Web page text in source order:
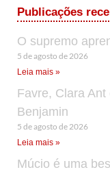
Publicações
O supremo
5 de agosto de 2026
Leia mais »
Favre, Clara
Benjamin
5 de agosto de 2026
Leia mais »
Múcio é uma